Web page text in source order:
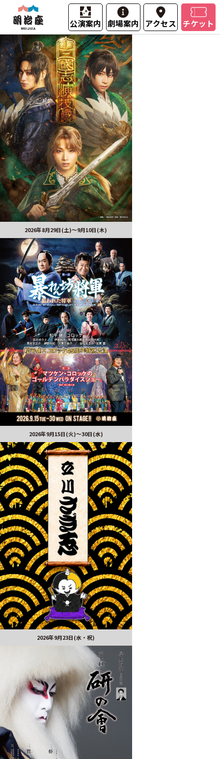
公演案内 劇場案内 アクセス チケット
2026年8月29日(土)〜9月10日(木)
2026年9月15日(火)～30日(水)
2026年9月23日(水・祝)